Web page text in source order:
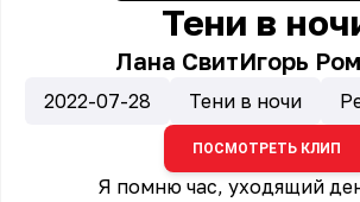
Тени в
Лана СвитИгорь
2022-07-28 Тени в ночи
ПОСМОТРЕТЬ КЛИП
Я помню час, уходящий